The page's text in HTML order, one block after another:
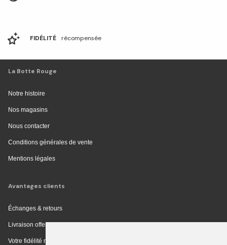
FIDÉLITÉ récompensée
La Botte Rouge
Notre histoire
Nos magasins
Nous contacter
Conditions générales de vente
Mentions légales
Avantages clients
Échanges & retours
Livraison offerte en magasin
Votre fidélité récompensée